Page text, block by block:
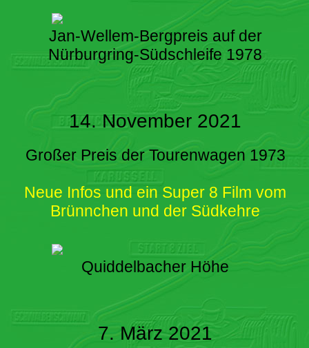
Jan-Wellem-Bergpreis auf der
Nürburgring-Südschleife 1978
14. November 2021
Großer Preis der Tourenwagen 1973
Neue Infos und ein Super 8 Film vom
Brünnchen und der Südkehre
Quiddelbacher Höhe
7. März 2021